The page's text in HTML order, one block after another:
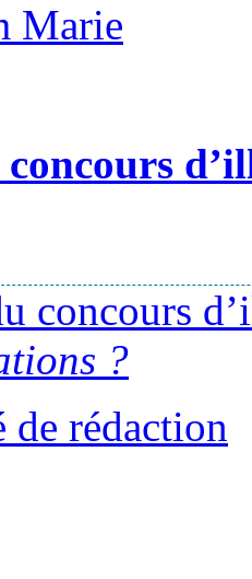
Marie
concours
?
de rédaction